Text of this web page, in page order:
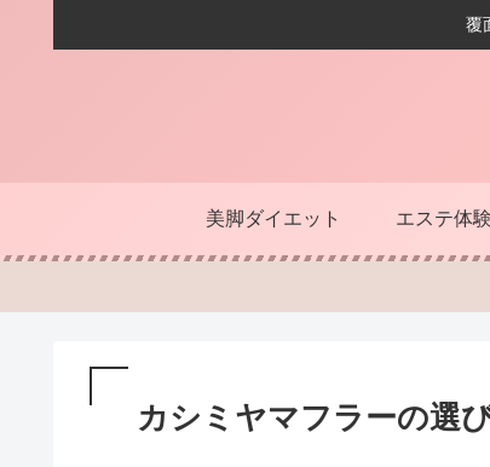
覆
美脚ダイエット エステ体
カシミヤマフラーの選